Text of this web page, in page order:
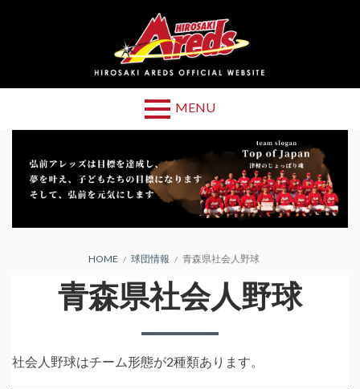
MENU
Menu
設立趣旨
選手紹介
BREADCRUMBS
HOME 球団情報 青森県社会人野球
青森県社会人野球
社会人野球はチーム形態が2種類あります。